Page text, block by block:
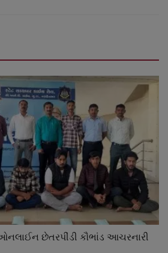
છેતરપીંડી કૌભાંડ આચરનારી